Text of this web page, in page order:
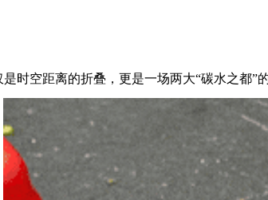
时空距离的折叠，更是一场两大“碳水之都”